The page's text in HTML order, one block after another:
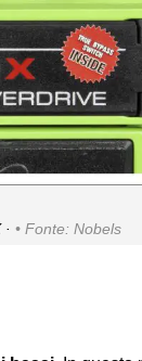
Fonte: Nobels